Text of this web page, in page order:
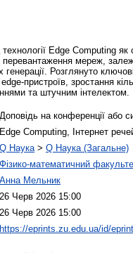
Edge Computing
мереж,
генерації. Розглянуто
пристроїв, зростання
та штучним інтелектом.
Доповідь на конференції або
Edge Computing, Інтернет
Q Наука > Q Наука (Загальне)
Фізико-математичний
Анна Мельник
26 Черв 2026 15:00
26 Черв 2026 15:00
https://eprints.zu.edu.ua/id/